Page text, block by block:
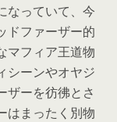
なっていて、今
ドファーザー的
マフィア王道物
シーンやオヤジ
ザーを彷彿とさ
はまったく別物